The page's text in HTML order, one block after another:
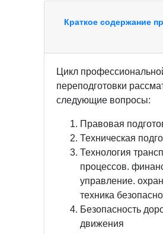
Краткое содержание
Цикл
переподготовки
следующие вопросы:
Правовая
Техническая
Технология
процессов.
управление.
техника
Безопасность
движения